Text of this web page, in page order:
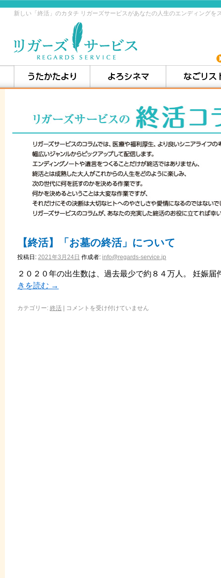
新しい「終活」のカタチ リガーズサービスがあなたの人生のエンディングを
【終活】「お墓の終活」について
投稿日: 2021年3月24日 作成者: info@regards-service.jp
２０２０年の出生数は、過去最少で約８４万人。 妊娠
きを読む →
カテゴリー: 終活 コメントを受け付けていません